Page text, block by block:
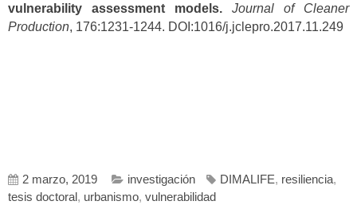
vulnerability assessment models.
Journal of Cleaner
Production, 176:1231-1244. DOI:1016/j.jclepro.2017.11.249
2 marzo, 2019 investigación DIMALIFE, resiliencia,
tesis doctoral, urbanismo, vulnerabilidad